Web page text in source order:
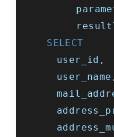
SELECT
user_id ,
user_name